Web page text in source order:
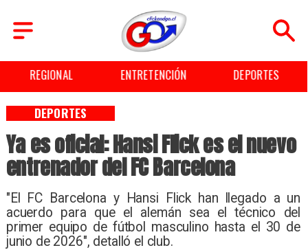
ENTRETENCIÓN DEPORTES CULTURA
Ya es oficial: Hansi Flick es el nuevo
entrenador del FC Barcelona
​"El FC Barcelona y Hansi Flick han llegado a un
acuerdo para que el alemán sea el técnico del
primer equipo de fútbol masculino hasta el 30 de
junio de 2026", detalló el club.
DEPORTES